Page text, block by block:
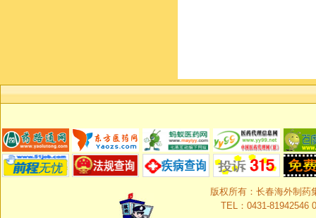
版权所有：长春海外制药
TEL：0431-81942546